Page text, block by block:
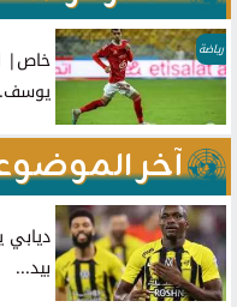
رياضة
خاص|
آخر
ديابي
بيد...